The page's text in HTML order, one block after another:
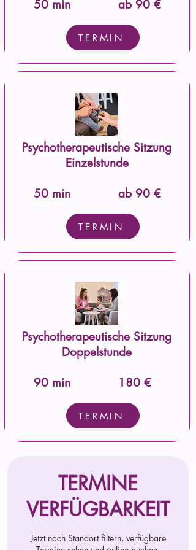
50 min
ab 90 €
TERMIN
Psychotherapeutische Sitzung
Einzelstunde
50 min
ab 90 €
TERMIN
Psychotherapeutische Sitzung
Doppelstunde
90 min
180 €
TERMIN
TERMINE
VERFÜGBARKEIT
Jetzt nach Standort filtern, verfügbare